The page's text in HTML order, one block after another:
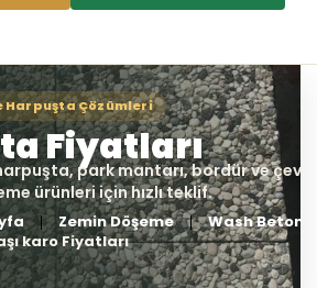
Zemin Döşeme
Wash Beton
karo Fiyatları